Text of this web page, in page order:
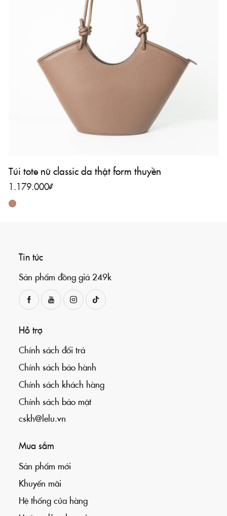
Túi tote nữ classic da thật form thuyền
1.179.000₫
Tin tức
Sản phẩm đồng giá 249k
Hỗ trợ
Chính sách đổi trả
Chính sách bảo hành
Chính sách khách hàng
Chính sách bảo mật
cskh@lelu.vn
Mua sắm
Sản phẩm mới
Khuyến mãi
Hệ thống cửa hàng